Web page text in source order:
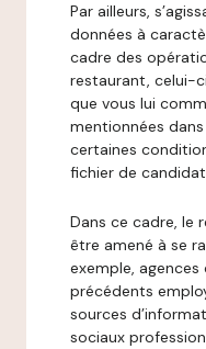
Par ailleurs,
données à
cadre des
restaurant, celui-
que vous lui
mentionnées
certaines
fichier de
Dans ce cadre, le
être amené à se
exemple,
précédents
sources
sociaux